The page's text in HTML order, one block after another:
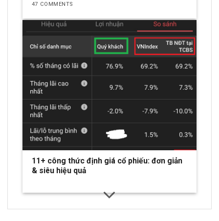
47 COMMENTS
11+ công thức định giá cổ phiếu: đơn giản
& siêu hiệu quả